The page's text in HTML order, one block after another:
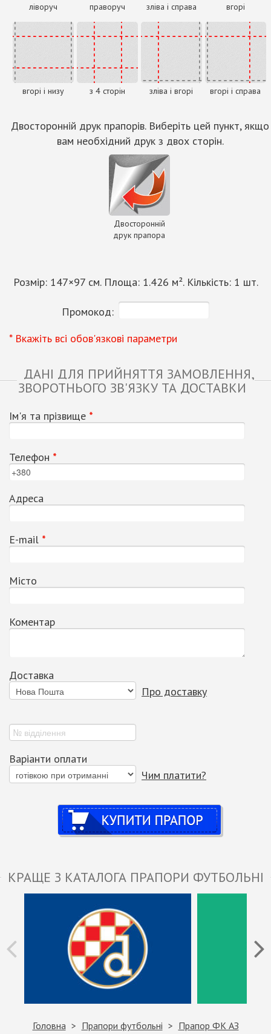
ліворуч праворуч зліва і справа вгорі
вгорі і низу з 4 сторін зліва і вгорі вгорі і справа
Двосторонній друк прапорів. Виберіть цей пункт, якщо
вам необхідний друк з двох сторін.
Двосторонній
друк прапора
Розмір: 147×97см. Площа: 1.426 м². Кількість: 1 шт.
Промокод:
* Вкажіть всі обов'язкові параметри
ДАНІ ДЛЯ ПРИЙНЯТТЯ ЗАМОВЛЕННЯ,
ЗВОРОТНЬОГО ЗВ'ЯЗКУ ТА ДОСТАВКИ
Ім'я та прізвище *
Телефон *
Адреса
Е-mail *
Місто
Коментар
Доставка
Про доставку
Варіанти оплати
Чим платити?
Купити
КРАЩЕ З КАТАЛОГА ПРАПОРИ ФУТБОЛЬНІ
Головна Прапори футбольні Прапор ФК АЗ